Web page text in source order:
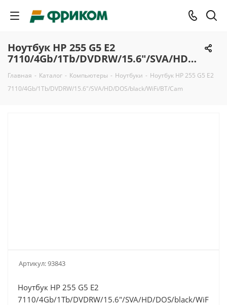
Ноутбук HP 255 G5 E2
7110/4Gb/1Tb/DVDRW/15.6"/SVA/HD/DOS/black/WiFi/BT/Cam
Главная - Каталог - Компьютеры - Ноутбуки - Ноутбук HP 255 G5 E2
7110/4Gb/1Tb/DVDRW/15.6"/SVA/HD/DOS/black/WiFi/BT/Cam
Артикул:93843
Ноутбук HP 255 G5 E2
7110/4Gb/1Tb/DVDRW/15.6"/SVA/HD/DOS/black/WiFi/BT/